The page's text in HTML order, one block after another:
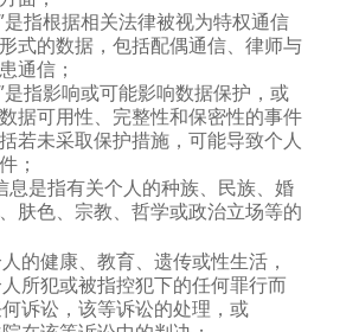
是指根据相关法律被视为特权通信
式的数据，包括配偶通信、律师与
通信；
是指影响或可能影响数据保护，或
据可用性、完整性和保密性的事件
若未采取保护措施，可能导致个人
；
息是指有关个人的种族、民族、婚
肤色、宗教、哲学或政治立场等的
的健康、教育、遗传或性生活，
所犯或被指控犯下的任何罪行而
诉讼，该等诉讼的处理，或